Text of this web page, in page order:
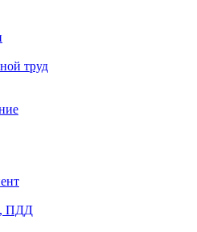
труд
ПДД